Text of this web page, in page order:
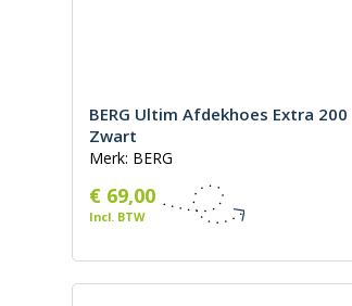
BERG Ultim Afdekhoes Extra 200
Zwart
Merk: BERG
€ 69,00
Incl. BTW